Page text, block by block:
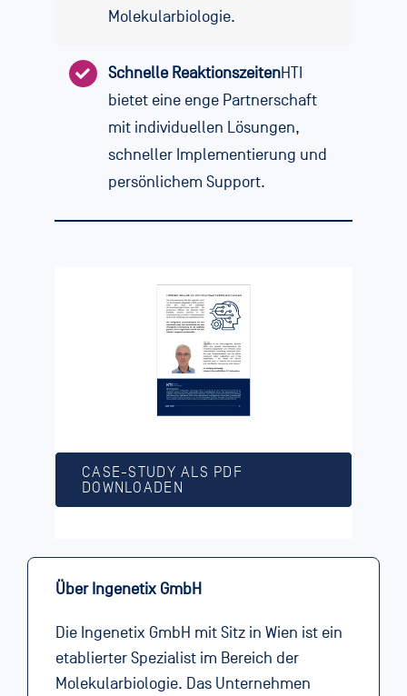
Molekularbiologie.
Schnelle ReaktionszeitenHTI
bietet eine enge Partnerschaft
mit individuellen Lösungen,
schneller Implementierung und
persönlichem Support.
CASE-STUDY ALS PDF
DOWNLOADEN
Über Ingenetix GmbH
Die Ingenetix GmbH mit Sitz in Wien ist ein
etablierter Spezialist im Bereich der
Molekularbiologie. Das Unternehmen